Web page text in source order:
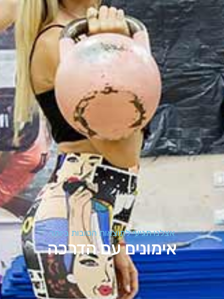
אצלנו תגיעי לתוצאות הטובות ביותר
אימונים עם הדרכה